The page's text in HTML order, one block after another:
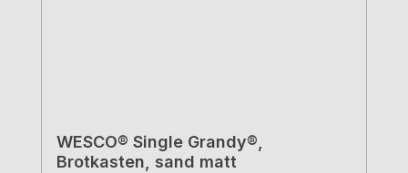
WESCO® Single Grandy®,
Brotkasten, sand matt